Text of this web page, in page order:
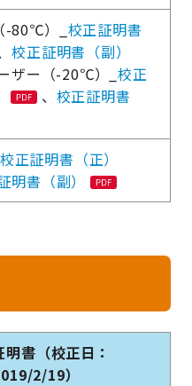
-80℃）_ 校正証明書
校正証明書（副）
ザー（-20℃）_校正
、 校正証明書
校正証明書（正）
明書（副）
明書（校正日：
2/19）